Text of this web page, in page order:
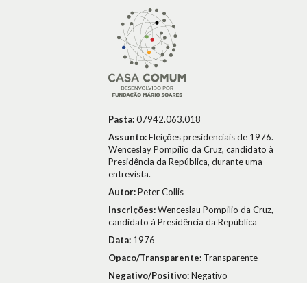
Pasta:07942.063.018
Assunto:Eleições presidenciais de 1976.
Wenceslay Pompílio da Cruz, candidato à
Presidência da República, durante uma
entrevista.
Autor:Peter Collis
Inscrições:Wenceslau Pompilio da Cruz,
candidato à Presidência da República
Data: 1976
Opaco/Transparente: Transparente
Negativo/Positivo:Negativo